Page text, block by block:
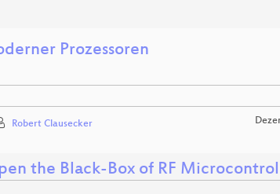
Prozessoren
Robert Clausecker
the Black-Box of RF